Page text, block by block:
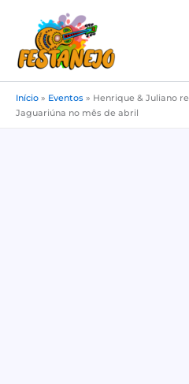
conteúdo
Início » Eventos » Henrique & Juliano
Jaguariúna no mês de abril